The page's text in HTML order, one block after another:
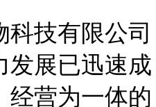
科技有限公司
发展已迅速成
经营为一体的